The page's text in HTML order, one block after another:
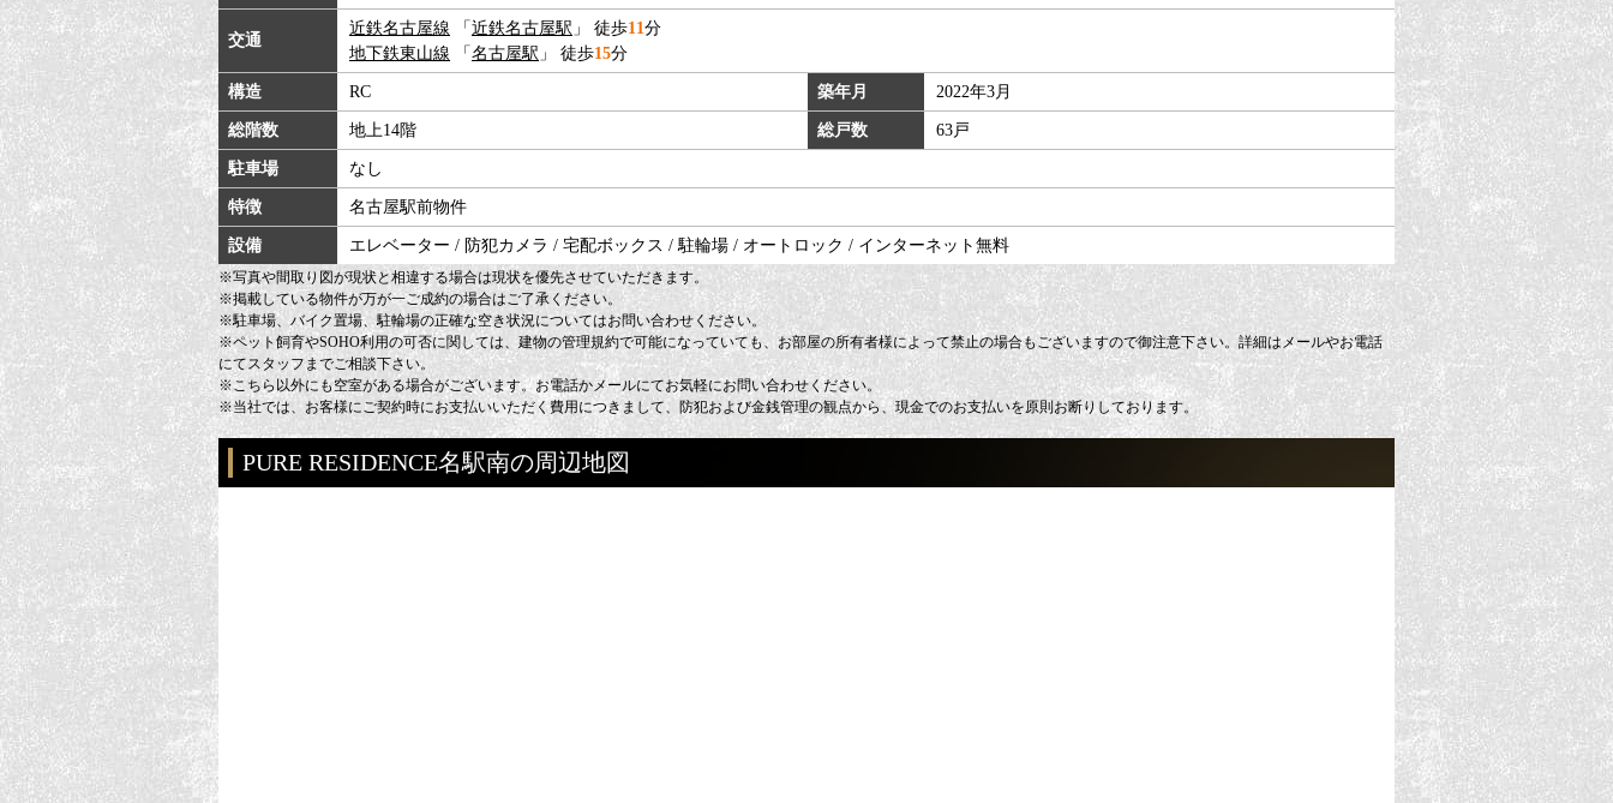
交通
近鉄名古屋線 「近鉄名古屋駅 」 徒歩11分
地下鉄東山線 「名古屋駅 」 徒歩15分
構造 RC 築年月 2022年3月
総階数 地上14階 総戸数 63戸
駐車場 なし
特徴 名古屋駅前物件
設備 エレベーター / 防犯カメラ / 宅配ボックス / 駐輪場 / オートロック / インターネット無料
※写真や間取り図が現状と相違する場合は現状を優先させていただきます。
※掲載している物件が万が一ご成約の場合はご了承ください。
※駐車場、バイク置場、駐輪場の正確な空き状況についてはお問い合わせください。
※ペット飼育やSOHO利用の可否に関しては、建物の管理規約で可能になっていても、お部屋の所有者様によって禁止の場合もございますので御注意下さい。詳細はメールやお電話
にてスタッフまでご相談下さい。
※こちら以外にも空室がある場合がございます。お電話かメールにてお気軽にお問い合わせください。
※当社では、お客様にご契約時にお支払いいただく費用につきまして、防犯および金銭管理の観点から、現金でのお支払いを原則お断りしております。
PURE RESIDENCE名駅南の周辺地図